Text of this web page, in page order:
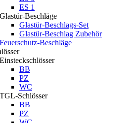
ES 1
Glastür-Beschläge
Glastür-Beschlags-Set
Glastür-Beschlag Zubehör
Feuerschutz-Beschläge
Einsteckschlösser
BB
PZ
WC
TGL-Schlösser
BB
PZ